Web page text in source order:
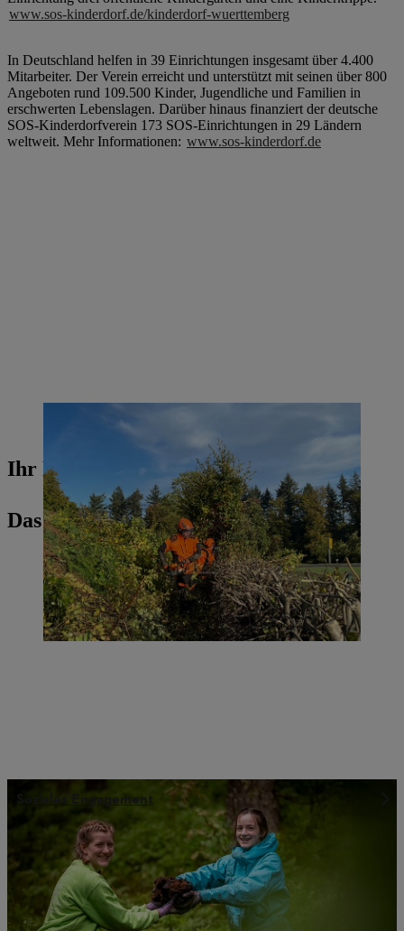
www.sos-kinderdorf.de/kinderdorf-wuerttemberg
In Deutschland helfen in 39 Einrichtungen insgesamt über 4.400
Mitarbeiter. Der Verein erreicht und unterstützt mit seinen über 800
Angeboten rund 109.500 Kinder, Jugendliche und Familien in
erschwerten Lebenslagen. Darüber hinaus finanziert der deutsche
SOS-Kinderdorfverein 173 SOS-Einrichtungen in 29 Ländern
weltweit. Mehr Informationen: www.sos-kinderdorf.de
Hecken auf dem Programm.
Ihr Pressekontakt
Das könnte Sie auch interessieren
Soziales Engagement